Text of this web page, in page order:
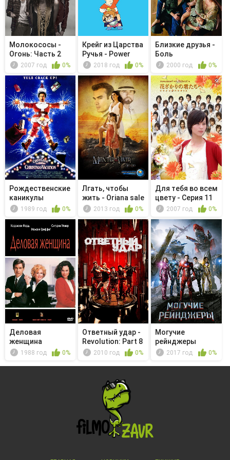
Молокососы -
Огонь: Часть 2
2007 год 0%
Крейг из Царства
Ручья - Power
Punchers
2018 год 0%
Близкие друзья -
Боль
2000 год 0%
Рождественские
каникулы
1989 год 0%
Лгать, чтобы
жить - Oriana sale
de la...2013 год 0%
Для тебя во всем
цвету - Серия 11
2007 год 0%
Деловая
женщина
1988 год 0%
Ответный удар -
Revolution: Part 8
2010 год 0%
Могучие
рейнджеры
2017 год 0%